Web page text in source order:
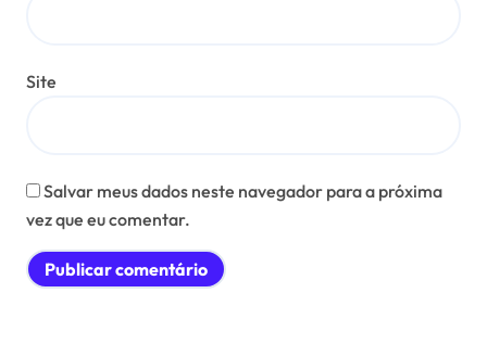
Site
Salvar meus dados neste navegador para a próxima
vez que eu comentar.